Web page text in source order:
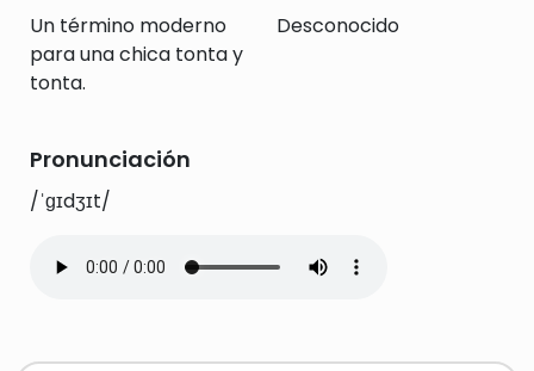
Un término moderno
para una chica tonta y
tonta.
Desconocido
Pronunciación
/ˈɡɪdʒɪt/